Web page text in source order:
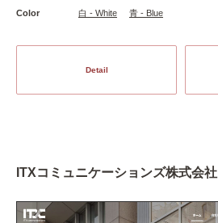
Color
白 - White 青 - Blue
Detail
ITXコミュニケーションズ株式会社